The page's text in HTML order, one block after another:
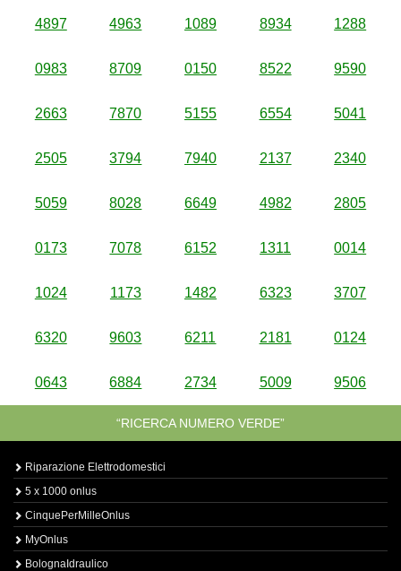
4897 4963 1089 8934 1288
0983 8709 0150 8522 9590
2663 7870 5155 6554 5041
2505 3794 7940 2137 2340
5059 8028 6649 4982 2805
0173 7078 6152 1311 0014
1024 1173 1482 6323 3707
6320 9603 6211 2181 0124
0643 6884 2734 5009 9506
“RICERCA NUMERO VERDE”
Riparazione Elettrodomestici
5 x 1000 onlus
CinquePerMilleOnlus
MyOnlus
BolognaIdraulico